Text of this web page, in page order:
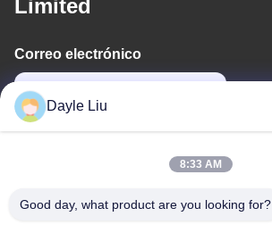
Limited
Correo electrónico
Dayle Liu
8:33 AM
Good day, what product are you looking for?